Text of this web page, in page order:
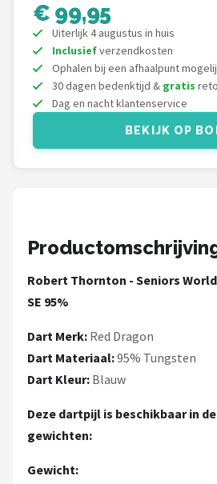
Mission
Harrows
KOTO
Red Dragon
€ 99,95
Uiterlijk 4 augustus in huis
Inclusiefverzendkosten
Ophalen bij een afhaalpunt
30 dagen bedenktijd & gratis
Dag en nacht klantenservice
BEKIJK OP
Robert Thornton - Seniors
SE 95%
Dart Merk: Red Dragon
Dart Materiaal:95% Tungsten
Dart Kleur: Blauw
Deze dartpijl is beschikbaar in
gewichten:
Gewicht: